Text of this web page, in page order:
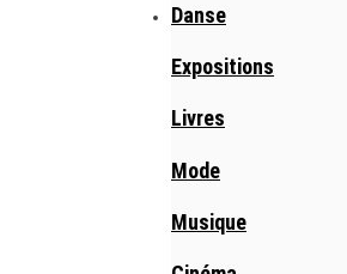
Danse
Expositions
Livres
Mode
Musique